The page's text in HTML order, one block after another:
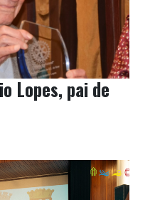
Lopes, pai de